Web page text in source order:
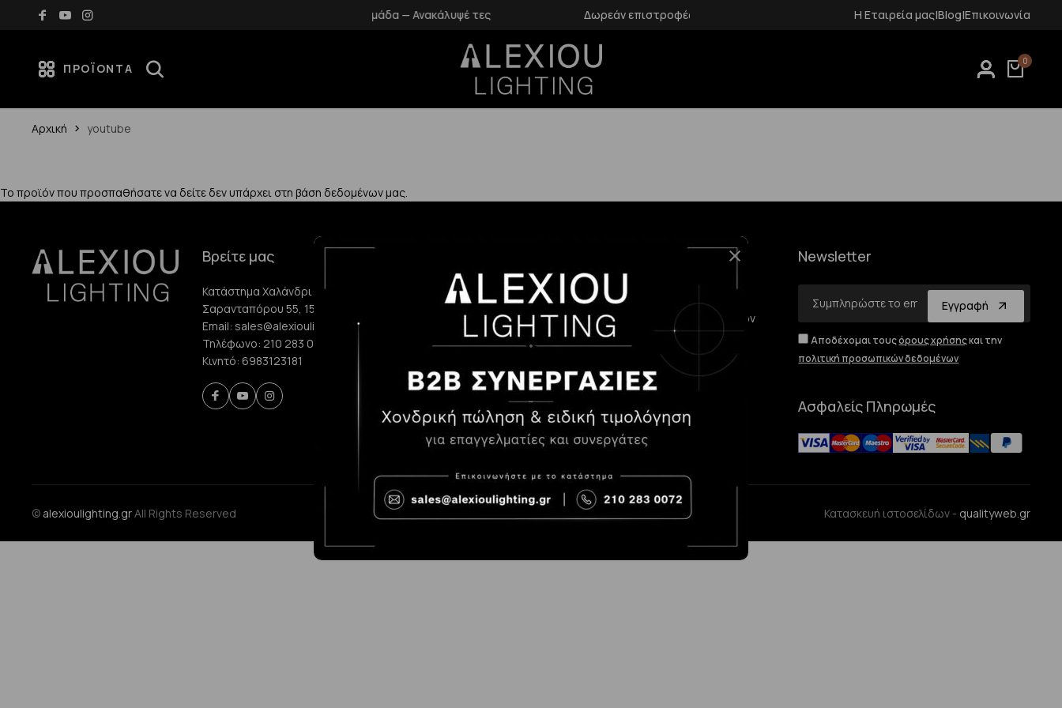
άνω των 70€ Νέες αφίξεις κάθε εβδομάδα — Ανακάλυψέ τες Δωρεάν επιστροφές εντός 14 ημερών Δωρεάν μεταφορικά για αγορές άνω των 70€
Η Εταιρεία μας|Blog|Επικοινωνία
ΠΡΟΪΌΝΤΑ 0
Αρχική youtube
Το προϊόν που προσπαθήσατε να δείτε δεν υπάρχει στη βάση δεδομένων μας.
Βρείτε μας
Κατάστημα Χαλάνδρι:
Σαρανταπόρου 55, 15232, Χαλάνδρι
Email: sales@alexioulighting.gr
Τηλέφωνο: 210 283 0072
Κινητό: 6983123181
Η Εταιρεία μας
Επικοινωνία
Blog
Τρόποι Παραγγελίας
Τρόποι Αποστολής και
κόστος
Επιστροφές
Προστασία Προσωπικών
Δεδομένων
Όροι χρήσης
Cookies
Consent Preferences
Newsletter
Εγγραφή
Αποδέχομαι τουςόρους χρήσηςκαι την
πολιτική προσωπικών δεδομένων
Ασφαλείς Πληρωμές
© alexioulighting.grAll Rights Reserved Κατασκευή ιστοσελίδων - qualityweb.gr